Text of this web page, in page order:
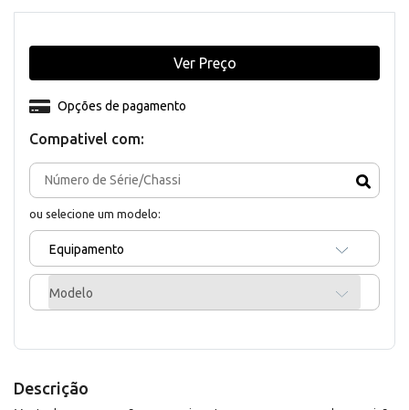
Compativel com:
ou selecione um modelo:
Equipamento
Modelo
Opções de pagamento
Ver Preço
Descrição